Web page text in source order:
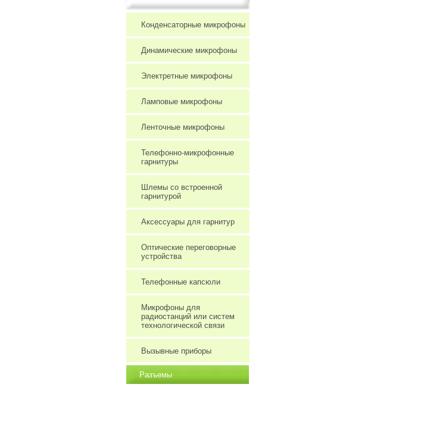
Конденсаторные микрофоны
Динамические микрофоны
Электретные микрофоны
Ламповые микрофоны
Ленточные микрофоны
Телефонно-микрофонные
гарнитуры
Шлемы со встроенной
гарнитурой
Аксессуары для гарнитур
Оптические переговорные
устройства
Телефонные капсюли
Микрофоны для
радиостанций или систем
технологической связи
Вызывные приборы
Разъемы